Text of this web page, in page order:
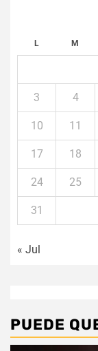
L M
3 4
10 11
17 18
24 25
31
« Jul
PUEDE